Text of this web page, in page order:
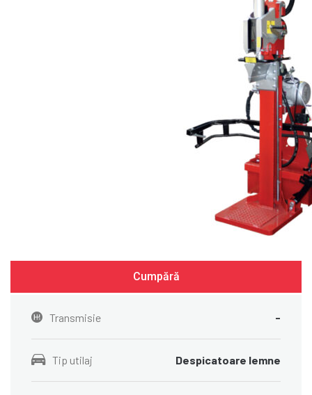
Transmisie -
Tip utilaj Despicatoare lemne
Cumpără